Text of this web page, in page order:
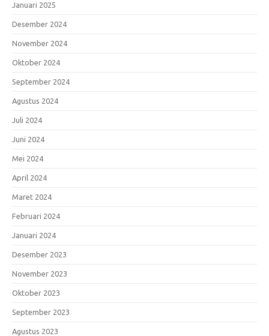
Januari 2025
Desember 2024
November 2024
Oktober 2024
September 2024
Agustus 2024
Juli 2024
Juni 2024
Mei 2024
April 2024
Maret 2024
Februari 2024
Januari 2024
Desember 2023
November 2023
Oktober 2023
September 2023
Agustus 2023